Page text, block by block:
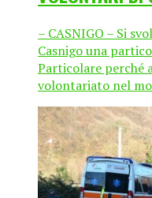
– CASNIGO – Si
Casnigo una
Particolare perché
volontariato nel